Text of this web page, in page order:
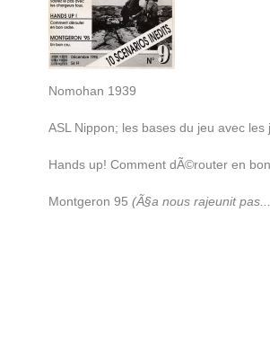
Nomohan 1939
ASL Nippon; les bases du jeu avec les
Hands up! Comment dÃ©router en
Montgeron 95 (Ã§a nous rajeunit